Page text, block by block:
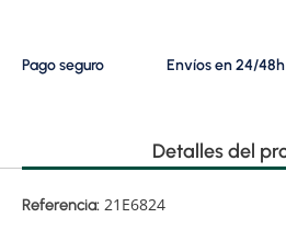
Pago seguro Envíos en 24/48h
Detalles del
Referencia: 21E6824